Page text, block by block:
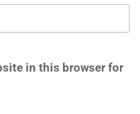
in this browser for